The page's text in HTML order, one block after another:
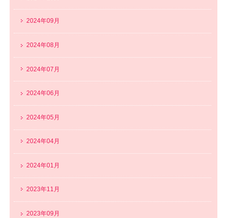
2024年09月
2024年08月
2024年07月
2024年06月
2024年05月
2024年04月
2024年01月
2023年11月
2023年09月